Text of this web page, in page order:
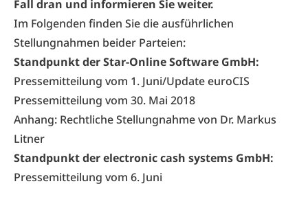
Fall dran und informieren Sie weiter.
Im Folgenden finden Sie die ausführlichen
Stellungnahmen beider Parteien:
Standpunkt der Star-Online Software GmbH:
Pressemitteilung vom 1. Juni/Update euroCIS
Pressemitteilung vom 30. Mai 2018
Anhang: Rechtliche Stellungnahme von Dr. Markus
Litner
Standpunkt der electronic cash systems GmbH:
Pressemitteilung vom 6. Juni